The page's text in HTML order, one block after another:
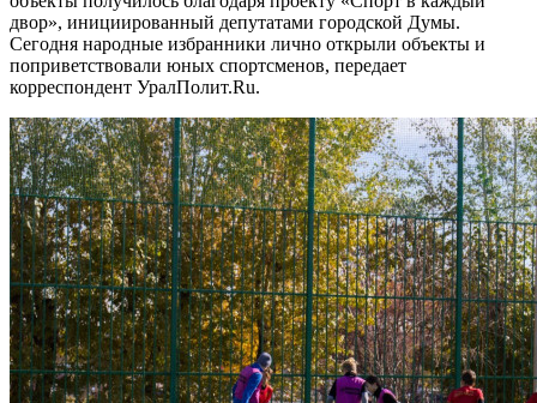
двор», инициированный депутатами городской Думы.
Сегодня народные избранники лично открыли объекты и
поприветствовали юных спортсменов, передает
корреспондент УралПолит.Ru.